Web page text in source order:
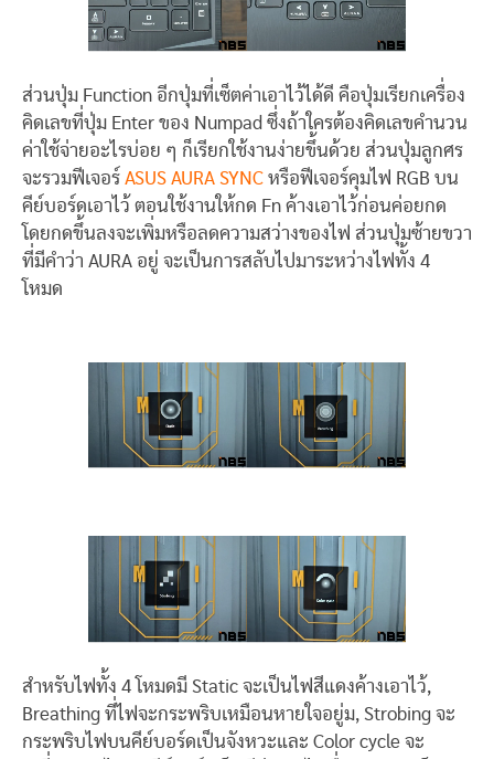
ส่วนปุ่ม Function อีกปุ่มที่เซ็ตค่าเอาไว้ได้ดี คือปุ่มเรียกเครื่อง
คิดเลขที่ปุ่ม Enter ของ Numpad ซึ่งถ้าใครต้องคิดเลขคำนวน
ค่าใช้จ่ายอะไรบ่อย ๆ ก็เรียกใช้งานง่ายขึ้นด้วย ส่วนปุ่มลูกศร
จะรวมฟีเจอร์ ASUS AURA SYNC หรือฟีเจอร์คุมไฟ RGB บน
คีย์บอร์ดเอาไว้ ตอนใช้งานให้กด Fn ค้างเอาไว้ก่อนค่อยกด
โดยกดขึ้นลงจะเพิ่มหรือลดความสว่างของไฟ ส่วนปุ่มซ้ายขวา
ที่มีคำว่า AURA อยู่ จะเป็นการสลับไปมาระหว่างไฟทั้ง 4
โหมด
สำหรับไฟทั้ง 4 โหมดมี Static จะเป็นไฟสีแดงค้างเอาไว้,
Breathing ที่ไฟจะกระพริบเหมือนหายใจอยู่ม, Strobing จะ
กระพริบไฟบนคีย์บอร์ดเป็นจังหวะและ Color cycle จะ